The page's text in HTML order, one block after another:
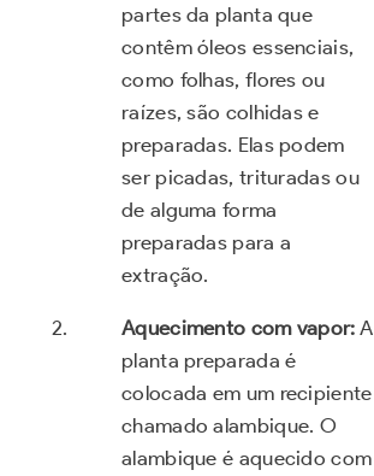
partes da planta que
contêm óleos essenciais,
como folhas, flores ou
raízes, são colhidas e
preparadas. Elas podem
ser picadas, trituradas ou
de alguma forma
preparadas para a
extração.
Aquecimento com vapor: A
planta preparada é
colocada em um recipiente
chamado alambique. O
alambique é aquecido com